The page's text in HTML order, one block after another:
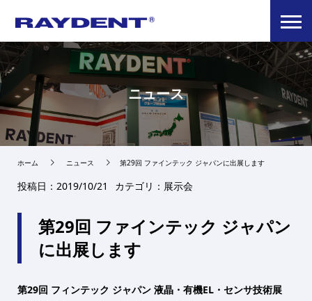
ニュース
ホーム ニュース 第29回 ファインテック ジャパンに出展します
投稿日：2019/10/21 カテゴリ：展示会
第29回 ファインテック ジャパン
に出展します
第29回 フィンテック ジャパン 液晶・有機EL・センサ技術展